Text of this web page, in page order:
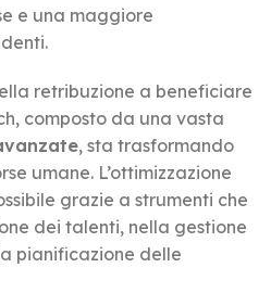
e una maggiore
retribuzione a beneficiare
composto da una vasta
, sta trasformando
umane. L’ottimizzazione
grazie a strumenti che
dei talenti, nella gestione
pianificazione delle